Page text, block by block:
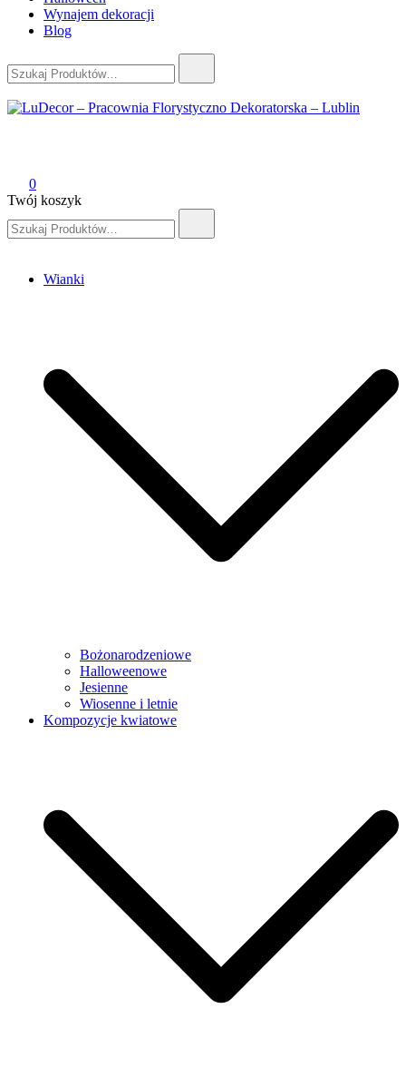
Wynajem dekoracji
Blog
0
Twój koszyk
Wianki
Bożonarodzeniowe
Halloweenowe
Jesienne
Wiosenne i letnie
Kompozycje kwiatowe